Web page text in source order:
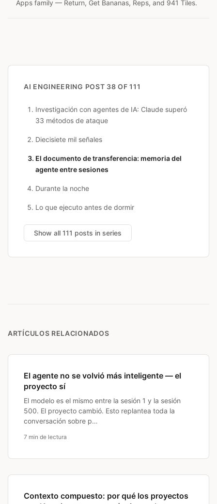
Apps family — Return, Get Bananas, Reps, and 941 Tiles.
AI ENGINEERING POST 38 OF 111
Investigación con agentes de IA: Claude superó
33 métodos de ataque
Diecisiete mil señales
El documento de transferencia: memoria del
agente entre sesiones
Durante la noche
Lo que ejecuto antes de dormir
Show all 111 posts in series
ARTÍCULOS RELACIONADOS
El agente no se volvió más inteligente — el
proyecto sí
El modelo es el mismo entre la sesión 1 y la sesión
500. El proyecto cambió. Esto replantea toda la
conversación sobre p…
7 min de lectura
Contexto compuesto: por qué los proyectos